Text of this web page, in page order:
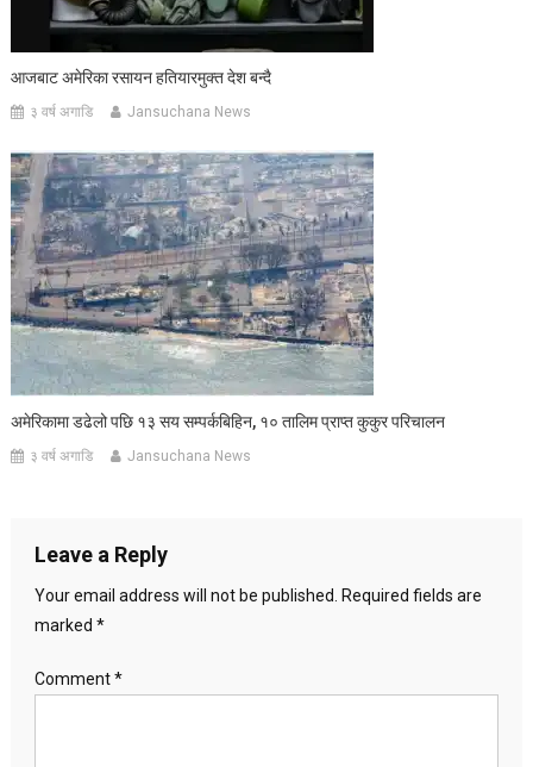
आजबाट अमेरिका रसायन हतियारमुक्त देश बन्दै
३ वर्ष अगाडि Jansuchana News
अमेरिकामा डढेलो पछि १३ सय सम्पर्कबिहिन, १० तालिम प्राप्त कुकुर परिचालन
३ वर्ष अगाडि Jansuchana News
Leave a Reply
Your email address will not be published.
Required fields are
marked *
Comment*